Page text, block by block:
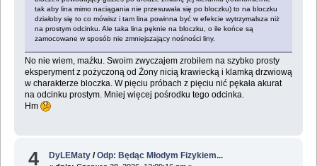
tak aby lina mimo naciągania nie przesuwała się po bloczku) to na bloczku
działoby się to co mówisz i tam lina powinna być w efekcie wytrzymalsza niż
na prostym odcinku. Ale taka lina pęknie na bloczku, o ile końce są
zamocowane w sposób nie zmniejszający nośności liny.
No nie wiem, maźku. Swoim zwyczajem zrobiłem na szybko prosty
eksperyment z pożyczoną od Żony nicią krawiecką i klamką drzwiową
w charakterze bloczka. W pięciu próbach z pięciu nić pękała akurat
na odcinku prostym. Mniej więcej pośrodku tego odcinka.
Hm
4 DyLEMaty /Odp: Będąc Młodym Fizykiem...